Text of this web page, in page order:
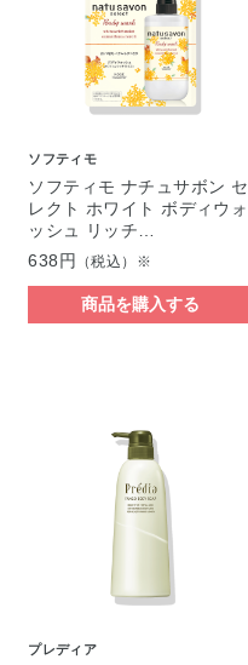
ソフティモ
ソフティモ ナチュサボン セ
レクト ホワイト ボディウォ
ッシュ リッチ…
638円
（税込）※
商品を購入する
プレディア